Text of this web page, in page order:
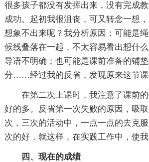
很多孩子都没有发挥出来，没有完成
成功。起初我很沮丧，可又转念一想
想象不出来呢？我分析原因：可能是
候线叠落在一起，不太容易看出想什么
导语不明确；也可能是课前准备的铺
分……经过我的反省，发现原来这节课
在第二次上课时，我注意了课前
好的多。反省第一次失败的原因，吸
次，三次的活动中，一点一点的去克
次的好，就这样，在实践工作中，使我
四、现在的成绩